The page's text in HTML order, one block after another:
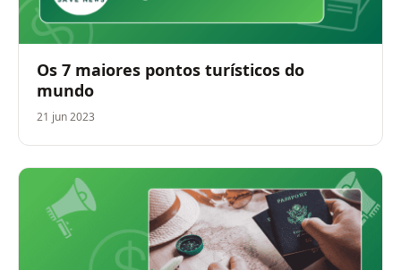
Os 7 maiores pontos turísticos do
mundo
21 jun 2023